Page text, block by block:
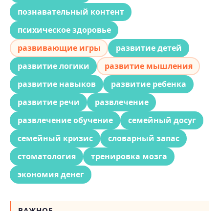
познавательный контент
психическое здоровье
развивающие игры
развитие детей
развитие логики
развитие мышления
развитие навыков
развитие ребенка
развитие речи
развлечение
развлечение обучение
семейный досуг
семейный кризис
словарный запас
стоматология
тренировка мозга
экономия денег